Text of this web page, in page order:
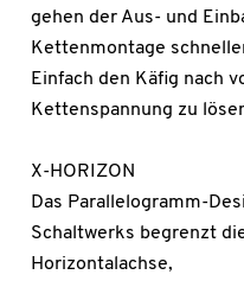
gehen der Aus- und
Kettenmontage
Einfach den Käfig nach
Kettenspannung zu
X-HORIZON
Das Parallelogramm-
Schaltwerks begrenzt
Horizontalachse,